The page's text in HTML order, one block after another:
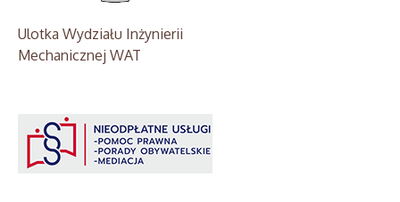
Ulotka Wydziału Inżynierii
Mechanicznej WAT